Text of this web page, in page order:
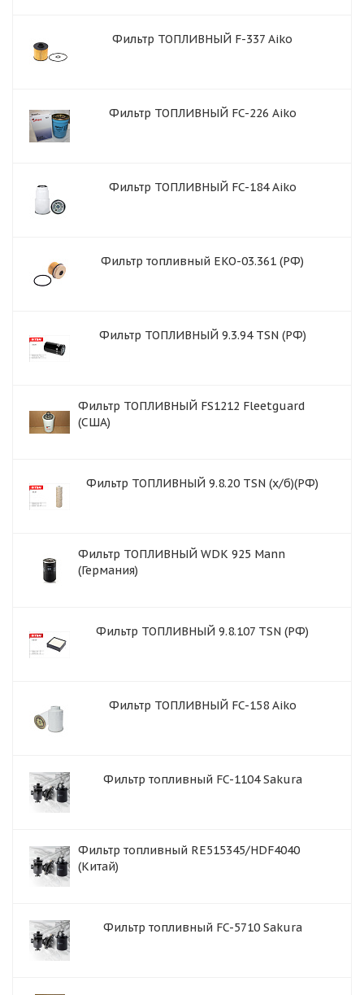
Фильтр ТОПЛИВНЫЙ F-337 Aiko
Фильтр ТОПЛИВНЫЙ FC-226 Aiko
Фильтр ТОПЛИВНЫЙ FC-184 Aiko
Фильтр топливный EKO-03.361 (РФ)
Фильтр ТОПЛИВНЫЙ 9.3.94 TSN (РФ)
Фильтр ТОПЛИВНЫЙ FS1212 Fleetguard
(США)
Фильтр ТОПЛИВНЫЙ 9.8.20 TSN (х/б)(РФ)
Фильтр ТОПЛИВНЫЙ WDK 925 Mann
(Германия)
Фильтр ТОПЛИВНЫЙ 9.8.107 TSN (РФ)
Фильтр ТОПЛИВНЫЙ FC-158 Aiko
Фильтр топливный FC-1104 Sakura
Фильтр топливный RE515345/HDF4040
(Китай)
Фильтр топливный FC-5710 Sakura